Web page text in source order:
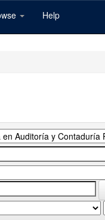
Help